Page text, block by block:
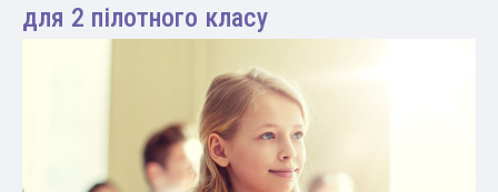
для 2 пілотного класу